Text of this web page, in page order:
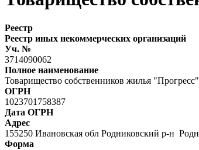
Реестр
Реестр иных некоммерческих организаций
Уч. №
3714090062
Полное наименование
Товарищество собственников жилья "Прогресс"
ОГРН
1023701758387
Дата ОГРН
Адрес
155250 Ивановская обл Родниковский р-н
Форма